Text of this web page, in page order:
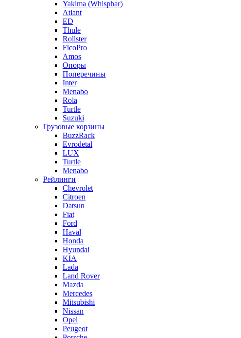
Yakima (Whispbar)
Atlant
ED
Thule
Rollster
FicoPro
Amos
Опоры
Поперечины
Inter
Menabo
Rola
Turtle
Suzuki
Грузовые корзины
BuzzRack
Evrodetal
LUX
Turtle
Menabo
Рейлинги
Chevrolet
Citroen
Datsun
Fiat
Ford
Haval
Honda
Hyundai
KIA
Lada
Land Rover
Mazda
Mercedes
Mitsubishi
Nissan
Opel
Peugeot